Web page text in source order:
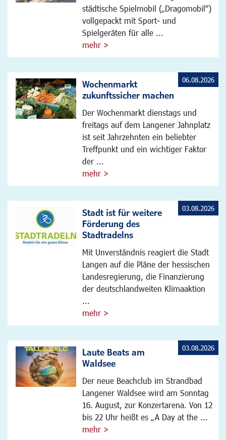
städtische Spielmobil („Dragomobil“)
vollgepackt mit Sport- und
Spielgeräten für alle ...
mehr >
Wochenmarkt
zukunftssicher machen
Der Wochenmarkt dienstags und
freitags auf dem Langener Jahnplatz
ist seit Jahrzehnten ein beliebter
Treffpunkt und ein wichtiger Faktor
der ...
mehr >
06.08.2026
Stadt ist für weitere
Förderung des
Stadtradelns
Mit Unverständnis reagiert die Stadt
Langen auf die Pläne der hessischen
Landesregierung, die Finanzierung
der deutschlandweiten Klimaaktion
...
mehr >
03.08.2026
Laute Beats am
Waldsee
Der neue Beachclub im Strandbad
Langener Waldsee wird am Sonntag
16. August, zur Konzertarena. Von 12
bis 22 Uhr heißt es „A Day at the ...
mehr >
03.08.2026